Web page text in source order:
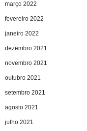
março 2022
fevereiro 2022
janeiro 2022
dezembro 2021
novembro 2021
outubro 2021
setembro 2021
agosto 2021
julho 2021